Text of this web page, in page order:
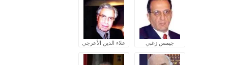
جيمس زغبي علاء الدين الأعرجي